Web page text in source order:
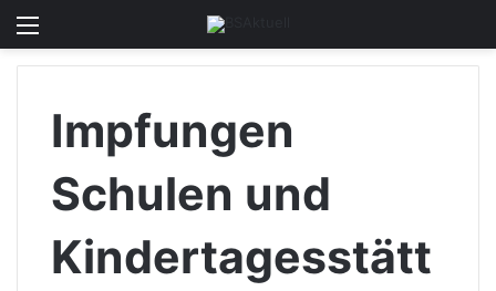
Impfungen
Schulen und
Kindertagesstätt